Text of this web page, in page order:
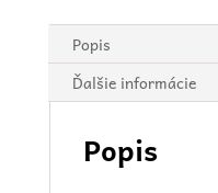
Popis
Ďalšie informácie
Popis